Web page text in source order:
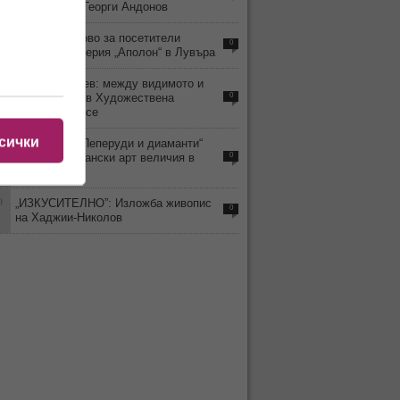
живописеца Георги Андонов
Отварят отново за посетители
обраната галерия „Аполон“ в Лувъра
0
Любомир Янев: между видимото и
забравеното в Художествена
галерия – Русе
0
Изложбата „Пеперуди и диаманти“
показва британски арт величия в
0
„ИЗКУСИТЕЛНО”: Изложба живопис
на Хаджии-Николов
0